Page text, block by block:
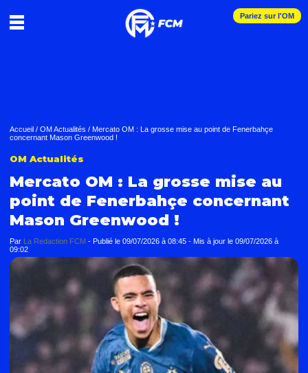
Pariez sur l'OM
Accueil / OM Actualités / Mercato OM : La grosse mise au point de Fenerbahçe
concernant Mason Greenwood !
OM Actualités
Mercato OM : La grosse mise au
point de Fenerbahçe concernant
Mason Greenwood !
Par La Redaction FCM - Publié le 09/07/2026 à 08:45 - Mis à jour le 09/07/2026 à
09:02